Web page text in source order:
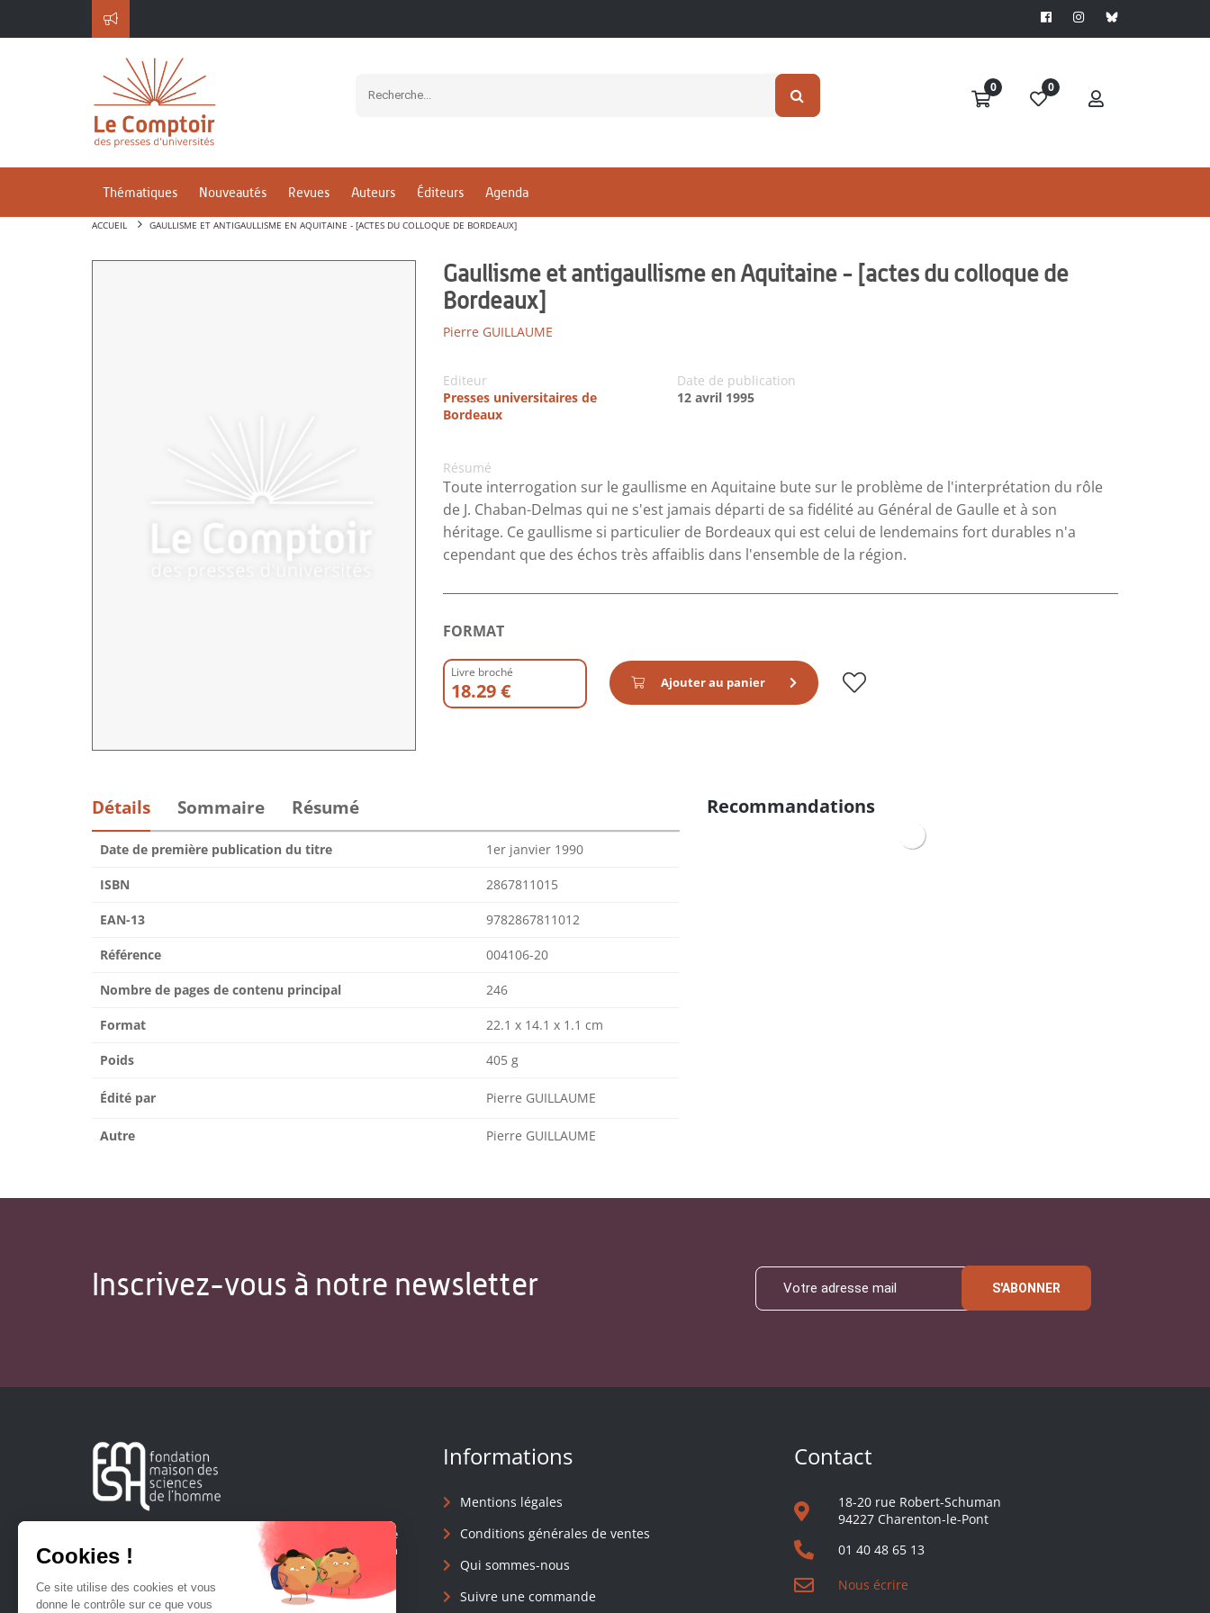
0 0
Thématiques Nouveautés Revues Auteurs Éditeurs Agenda
ACCUEIL GAULLISME ET ANTIGAULLISME EN AQUITAINE - [ACTES DU COLLOQUE DE BORDEAUX]
Gaullisme et antigaullisme en Aquitaine - [actes du colloque de
Bordeaux]
Pierre GUILLAUME
Editeur
Presses universitaires de
Bordeaux
Date de publication
12 avril 1995
Résumé
Toute interrogation sur le gaullisme en Aquitaine bute sur le problème de l'interprétation du rôle
de J. Chaban-Delmas qui ne s'est jamais départi de sa fidélité au Général de Gaulle et à son
héritage. Ce gaullisme si particulier de Bordeaux qui est celui de lendemains fort durables n'a
cependant que des échos très affaiblis dans l'ensemble de la région.
FORMAT
Livre broché
18.29 € Ajouter au panier
Détails Sommaire Résumé
Date de première publication du titre 1er janvier 1990
ISBN 2867811015
EAN-13 9782867811012
Référence 004106-20
Nombre de pages de contenu principal 246
Format 22.1 x 14.1 x 1.1 cm
Poids 405 g
Édité par Pierre GUILLAUME
Autre Pierre GUILLAUME
Recommandations
Inscrivez-vous à notre newsletter S'ABONNER
Créée en 1963, la Fondation Maison Sciences de l'Homme
soutient la recherche et la diffusion des connaissances en
sciences humaines et sociales.
Informations
Mentions légales
Conditions générales de ventes
Qui sommes-nous
Suivre une commande
Contact
18-20 rue Robert-Schuman
94227 Charenton-le-Pont
01 40 48 65 13
Nous écrire